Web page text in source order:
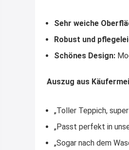
Sehr weiche
Robust und
Schönes Design:
Auszug aus
„Toller Teppich,
„Passt perfekt in
„Sogar nach dem